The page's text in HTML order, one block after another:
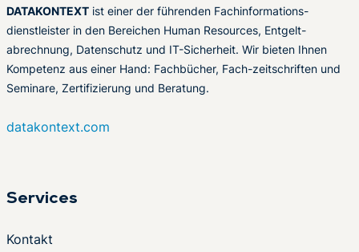
DATAKONTEXT ist einer der führenden Fachinformations-
dienstleister in den Bereichen Human Resources, Entgelt-
abrechnung, Datenschutz und IT-Sicherheit. Wir bieten Ihnen
Kompetenz aus einer Hand: Fachbücher, Fach-zeitschriften und
Seminare, Zertifizierung und Beratung.
datakontext.com
Services
Kontakt